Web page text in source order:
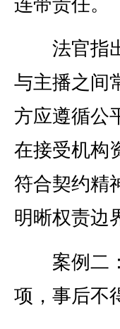
连带责任。
法官指出
与主播之间
方应遵循公
在接受机构
符合契约精
明晰权责边
案例二：
项，事后不